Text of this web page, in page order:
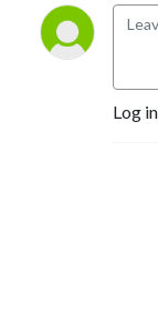
Log